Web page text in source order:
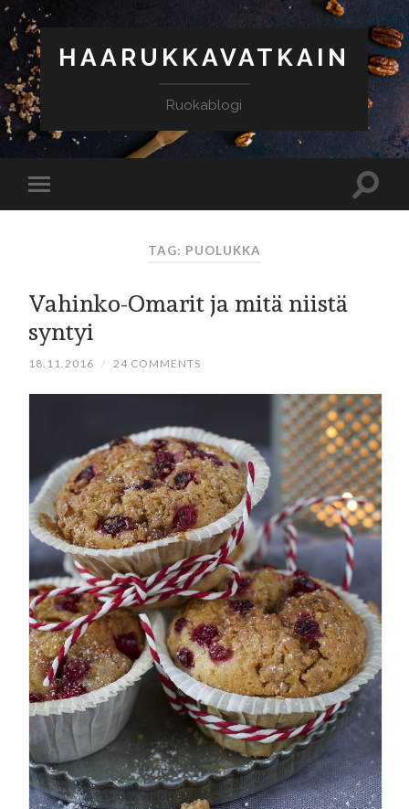
HAARUKKAVATKAIN
Ruokablogi
TAG: PUOLUKKA
Vahinko-Omarit ja mitä niistä
syntyi
18.11.2016 / 24 COMMENTS